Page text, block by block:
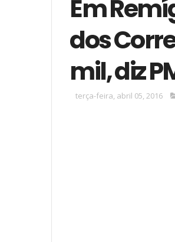
Em
dos
mil, diz
terça-feira, abril 05, 2016